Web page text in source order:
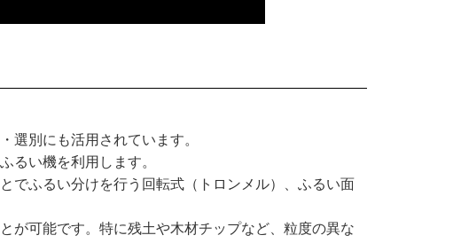
選別にも活用されています。
るい機を利用します。
でふるい分けを行う回転式（トロンメル）、ふるい面
が可能です。特に残土や木材チップなど、粒度の異な